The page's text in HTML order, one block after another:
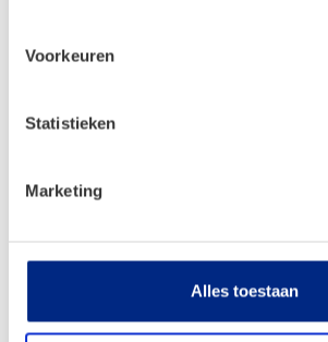
Voorkeuren
Statistieken
Marketing
Alles toestaan
Vanaf:€476,00